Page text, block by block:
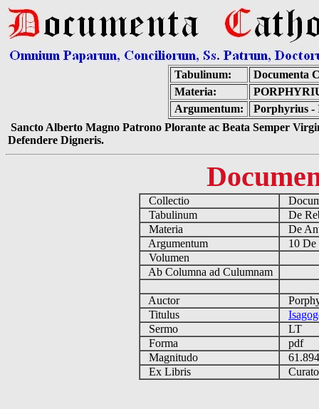
Tabulinum:
Documenta
Materia:
Argumentum:
Porphyrius -
Sancto Alberto Magno Patrono Plorante ac Beata Semper
Defendere Digneris.
Collectio
Tabulinum
De
Materia
De
Argumentum
10 De
Volumen
Ab Columna ad Culumnam
Auctor
Titulus
Sermo
LT
Forma
pdf
Magnitudo
Ex Libris